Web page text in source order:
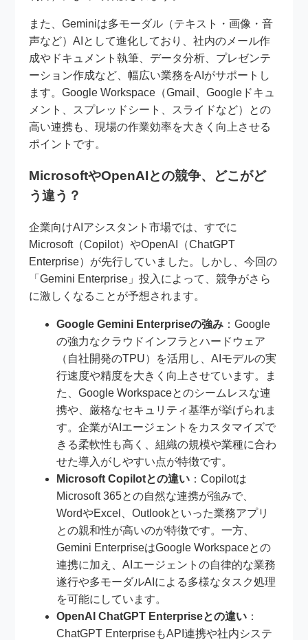
また、Geminiは多モーダル（テキスト・画像・音
声など）AIとして進化しており、社内のメール作
成やドキュメント執筆、データ分析、プレゼンテ
ーション作成など、幅広い業務をAIがサポートし
ます。Google Workspace（Gmail、Googleドキュ
メント、スプレッドシート、スライドなど）との
高い連携も、現場の作業効率を大きく向上させる
ポイントです。
MicrosoftやOpenAIとの競争、どこがど
う違う？
企業向けAIアシスタント市場では、すでに
Microsoft（Copilot）やOpenAI（ChatGPT
Enterprise）が先行していました。しかし、今回の
「Gemini Enterprise」投入によって、競争がさら
に激しくなることが予想されます。
Google Gemini Enterpriseの強み ：Google
の強力なクラウドインフラとハードウェア
（自社開発のTPU）を活用し、AIモデルの実
行速度や精度を大きく向上させています。ま
た、Google Workspaceとのシームレスな連
携や、厳格なセキュリティ基準が挙げられま
す。企業がAIエージェントをカスタマイズで
きる柔軟性も高く、組織の規模や業種に合わ
せた導入がしやすい点が特徴です。
Microsoft Copilotとの違い ：Copilotは
Microsoft 365との自然な連携が強みで、
WordやExcel、Outlookといった業務アプリ
との親和性が高いのが特徴です。一方、
Gemini EnterpriseはGoogle Workspaceとの
連携に加え、AIエージェントの自律的な業務
遂行や多モーダルAIによる多様なタスク処理
を可能にしています。
OpenAI ChatGPT Enterpriseとの違い ：
ChatGPT EnterpriseもAPI連携や社内システ